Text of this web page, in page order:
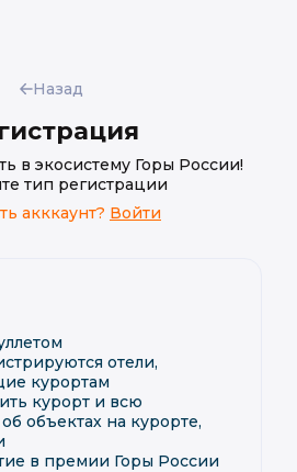
Назад
в экосистему Горы России!
тип регистрации
акккаунт? Войти
отели,
курортам
курорт и всю
объектах на курорте,
в премии Горы России